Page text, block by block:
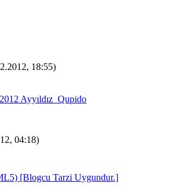
18:55)
Ayyıldız_Qupido
04:18)
[Blogcu Tarzi Uygundur.]